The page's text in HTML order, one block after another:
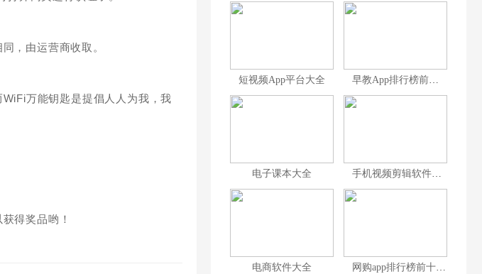
，由运营商收取。
万能钥匙是提倡人人为我，我
得奖品哟！
短视频App平台大全 早教App排行榜前十名
电子课本大全 手机视频剪辑软件排行榜前十名
电商软件大全 网购app排行榜前十名